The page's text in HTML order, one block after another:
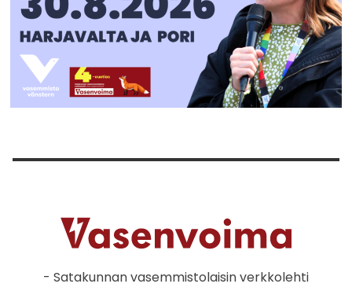
- Satakunnan vasemmistolaisin verkkolehti